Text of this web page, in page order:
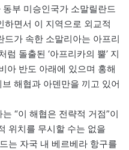
부 미승인국가 소말릴란드
하면서 이 지역으로 외교적
가 속한 소말리아는 아프리
돌출된 ‘아프리카의 뿔’ 지
아 반도 아래에 있으며 홍해
해협과 아덴만을 끼고 있어
“이 해협은 전략적 거점”이
위치를 무시할 수는 없을
는 자국 내 베르베라 항구를